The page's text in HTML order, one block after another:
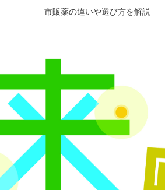
市販薬の違いや選び方を解説